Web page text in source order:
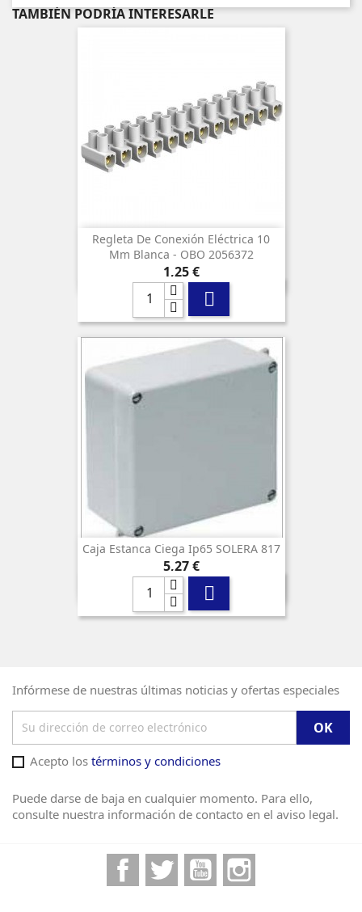
TAMBIÉN PODRÍA INTERESARLE
Regleta De Conexión Eléctrica 10
Mm Blanca - OBO 2056372
Precio
1,25 €

Caja Estanca Ciega Ip65 SOLERA 817
Precio
5,27 €

Infórmese de nuestras últimas noticias y ofertas especiales
Acepto los términos y condiciones
Puede darse de baja en cualquier momento. Para ello,
consulte nuestra información de contacto en el aviso legal.
FacebookTwitter YouTube